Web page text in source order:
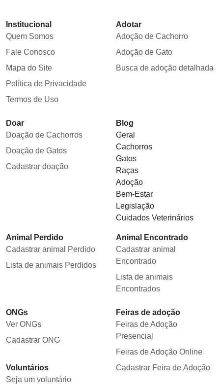
Institucional
Quem Somos
Fale Conosco
Mapa do Site
Política de Privacidade
Termos de Uso
Adotar
Adoção de Cachorro
Adoção de Gato
Busca de adoção detalhada
Doar
Doação de Cachorros
Doação de Gatos
Cadastrar doação
Blog
Geral
Cachorros
Gatos
Raças
Adoção
Bem-Estar
Legislação
Cuidados Veterinários
Animal Perdido
Cadastrar animal Perdido
Lista de animais Perdidos
Animal Encontrado
Cadastrar animal
Encontrado
Lista de animais
Encontrados
ONGs
Ver ONGs
Cadastrar ONG
Voluntários
Seja um voluntário
Feiras de adoção
Feiras de Adoção
Presencial
Feiras de Adoção Online
Cadastrar Feira de Adoção